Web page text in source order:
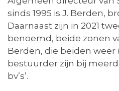
sinds 1995 is J. Berden,
Daarnaast zijn in 2021
benoemd, beide zonen
Berden, die beiden weer
bestuurder zijn bij
bv’s’.